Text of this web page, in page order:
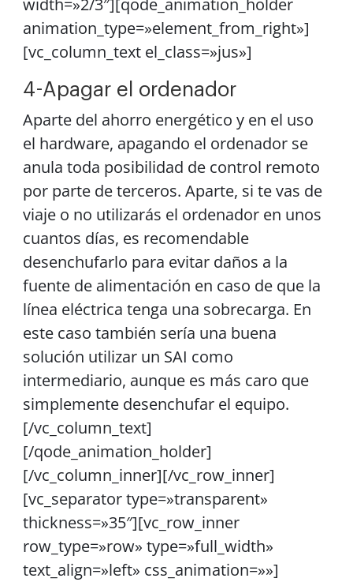
width=»2/3″][qode_animation_holder
animation_type=»element_from_right»]
[vc_column_text el_class=»jus»]
4-Apagar el ordenador
Aparte del ahorro energético y en el uso
el hardware, apagando el ordenador se
anula toda posibilidad de control remoto
por parte de terceros. Aparte, si te vas de
viaje o no utilizarás el ordenador en unos
cuantos días, es recomendable
desenchufarlo para evitar daños a la
fuente de alimentación en caso de que la
línea eléctrica tenga una sobrecarga. En
este caso también sería una buena
solución utilizar un SAI como
intermediario, aunque es más caro que
simplemente desenchufar el equipo.
[/vc_column_text]
[/qode_animation_holder]
[/vc_column_inner][/vc_row_inner]
[vc_separator type=»transparent»
thickness=»35″][vc_row_inner
row_type=»row» type=»full_width»
text_align=»left» css_animation=»»]